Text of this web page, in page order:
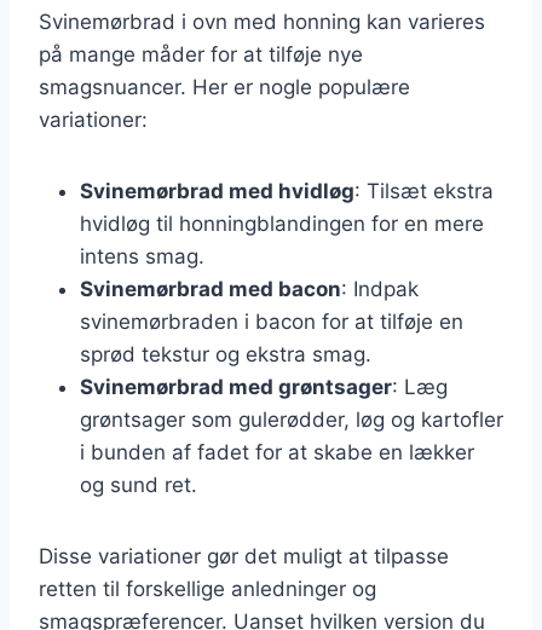
Svinemørbrad i ovn med honning kan varieres
på mange måder for at tilføje nye
smagsnuancer. Her er nogle populære
variationer:
Svinemørbrad med hvidløg: Tilsæt ekstra
hvidløg til honningblandingen for en mere
intens smag.
Svinemørbrad med bacon: Indpak
svinemørbraden i bacon for at tilføje en
sprød tekstur og ekstra smag.
Svinemørbrad med grøntsager: Læg
grøntsager som gulerødder, løg og kartofler
i bunden af fadet for at skabe en lækker
og sund ret.
Disse variationer gør det muligt at tilpasse
retten til forskellige anledninger og
smagspræferencer. Uanset hvilken version du